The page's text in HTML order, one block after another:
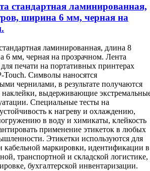
стандартная ламинированная,
ширина 6 мм, черная на
ламинированная, длина 8
6 мм, черная на прозрачном. Лента
для печати на портативных принтерах
Touch. Символы наносятся
чернилами, в результате получаются
выдерживающие
Специальные тесты на
к нагреву и охлаждению,
в воду и химикаты, клейкость
применение этикеток в любых
Этикетки используются для
кабельной маркировки, идентификации в
транспортной и складской логистике,
бухгалтерской инвентаризации.